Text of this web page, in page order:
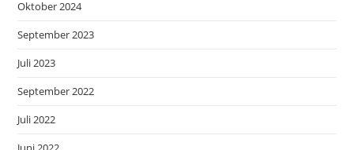
Oktober 2024
September 2023
Juli 2023
September 2022
Juli 2022